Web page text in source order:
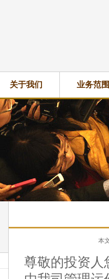
关于我们 业务范围
本
尊敬的投资人